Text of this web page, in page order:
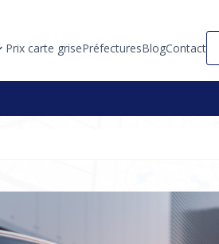
Prix carte grisePréfecturesBlogContact